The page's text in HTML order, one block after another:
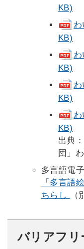
KB)
わ
KB)
わ
KB)
わ
KB)
わ
KB)
出典
団」
多言語電
「多言語
ちらし
バリアフリ